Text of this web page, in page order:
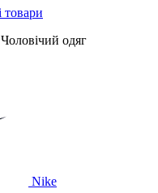
Чоловічий одяг
Nike